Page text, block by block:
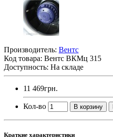
Производитель: Вентс
Код товара: Вентс ВКМц 315
Доступность: На складе
11 469грн.
Кол-во В корзину
Краткие характеристики